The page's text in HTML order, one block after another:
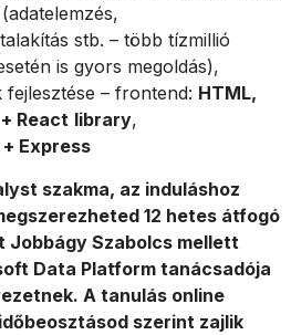
(adatelemzés,
stb. – több tízmillió
is gyors megoldás),
fejlesztése – frontend: HTML,
React library,
Express
szakma, az induláshoz
12 hetes átfogó
Jobbágy Szabolcs mellett
Data Platform tanácsadója
A tanulás online
szerint zajlik